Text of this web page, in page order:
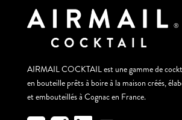
AIRMAIL COCKTAIL est une gamme de
en bouteille prêts à boire à la maison créés,
et embouteillés à Cognac en France.